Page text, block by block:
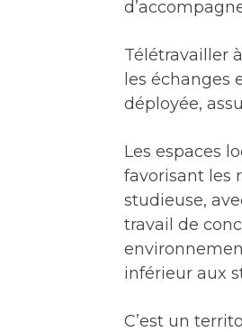
Télétravailler
les échanges
déployée,
Les espaces
favorisant les
studieuse,
travail de
inférieur aux
C’est un